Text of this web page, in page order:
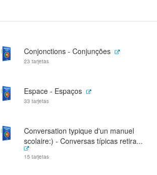
Conjonctions - Conjunções
23 tarjetas
Espace - Espaços
33 tarjetas
Conversation typique d'un manuel
scolaire:) - Conversas típicas retira...
15 tarjetas